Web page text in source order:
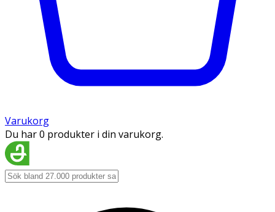
Varukorg
Du har 0 produkter i din varukorg.